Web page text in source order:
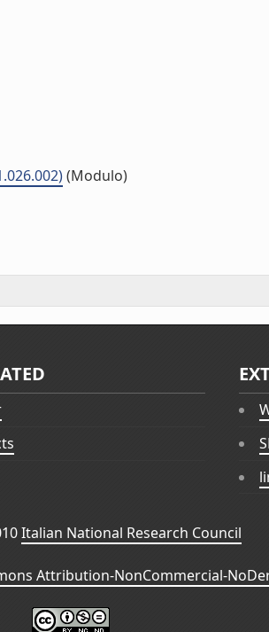
(Modulo)
Italian National Research Council
Attribution-NonCommercial-